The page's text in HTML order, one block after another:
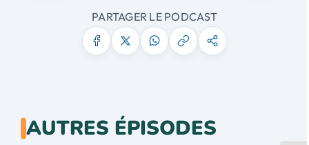
PARTAGER LE PODCAST
AUTRES ÉPISODES